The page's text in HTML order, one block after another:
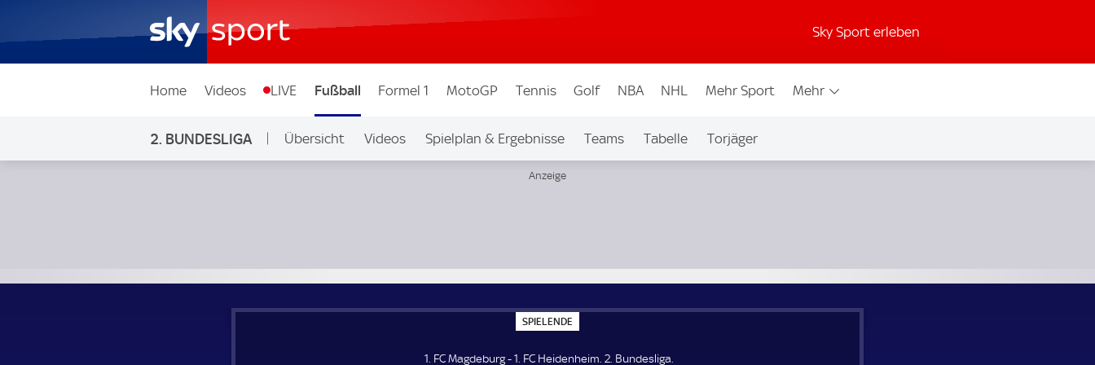
Sky Sport erleben
Home Videos LIVE Fußball Formel 1 MotoGP Tennis Golf NBA NHL Mehr Sport Mehr
2. BUNDESLIGA Übersicht Videos Spielplan & Ergebnisse Teams Tabelle Torjäger
SPIELENDE
P
E
1. FC Magdeburg - 1. FC Heidenheim. 2. Bundesliga.